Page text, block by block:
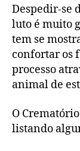
Despedir-se
luto é muito
tem se
confortar os
processo
animal de
O
listando